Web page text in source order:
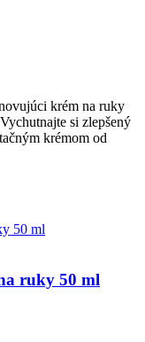
krém na ruky
si zlepšený
krémom od
ruky 50 ml